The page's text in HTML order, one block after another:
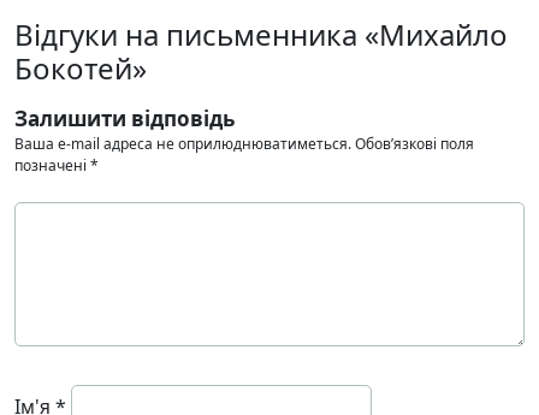
Відгуки на письменника «Михайло
Бокотей»
Залишити відповідь
Ваша e-mail адреса не оприлюднюватиметься.Обов’язкові поля
позначені *
Ім'я *